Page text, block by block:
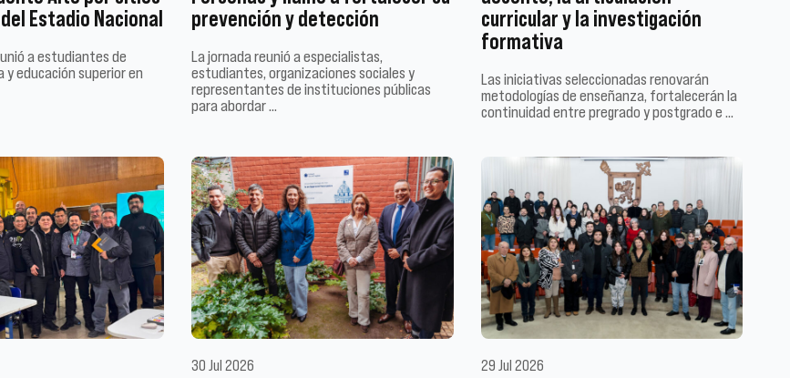
Estadio Nacional
a estudiantes de
y educación superior en
prevención y detección
La jornada reunió a especialistas,
estudiantes, organizaciones sociales y
representantes de instituciones públicas
para abordar …
curricular y la investigación
formativa
Las iniciativas seleccionadas renovarán
metodologías de enseñanza, fortalecerán la
continuidad entre pregrado y postgrado e …
30 Jul 2026 29 Jul 2026